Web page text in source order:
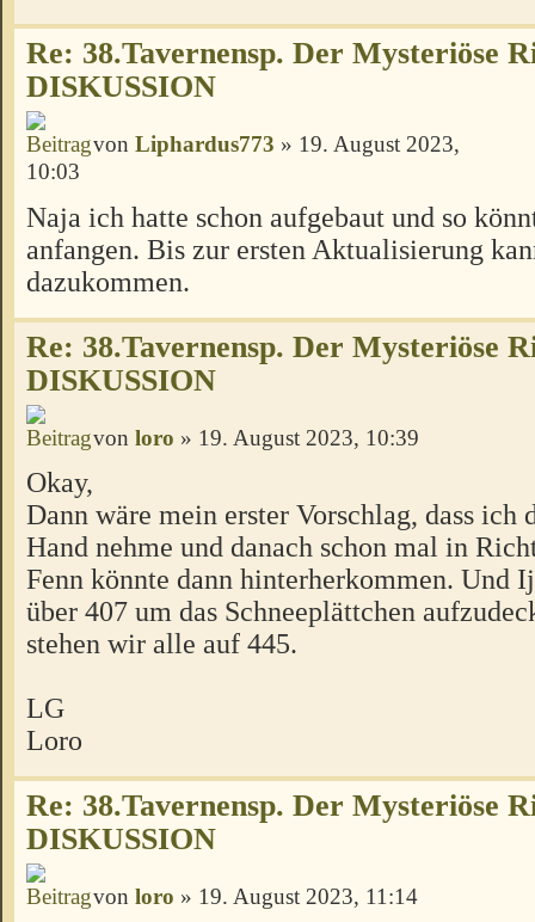
Re: 38.Tavernensp. Der Mysteriöse
DISKUSSION
von Liphardus773 » 19. August 2023,
10:03
Naja ich hatte schon aufgebaut und so
anfangen. Bis zur ersten Aktualisierung
dazukommen.
Re: 38.Tavernensp. Der Mysteriöse
DISKUSSION
von loro » 19. August 2023, 10:39
Okay,
Dann wäre mein erster Vorschlag, dass ich
Hand nehme und danach schon mal in
Fenn könnte dann hinterherkommen. Und
über 407 um das Schneeplättchen
stehen wir alle auf 445.
LG
Loro
Re: 38.Tavernensp. Der Mysteriöse
DISKUSSION
von loro » 19. August 2023, 11:14